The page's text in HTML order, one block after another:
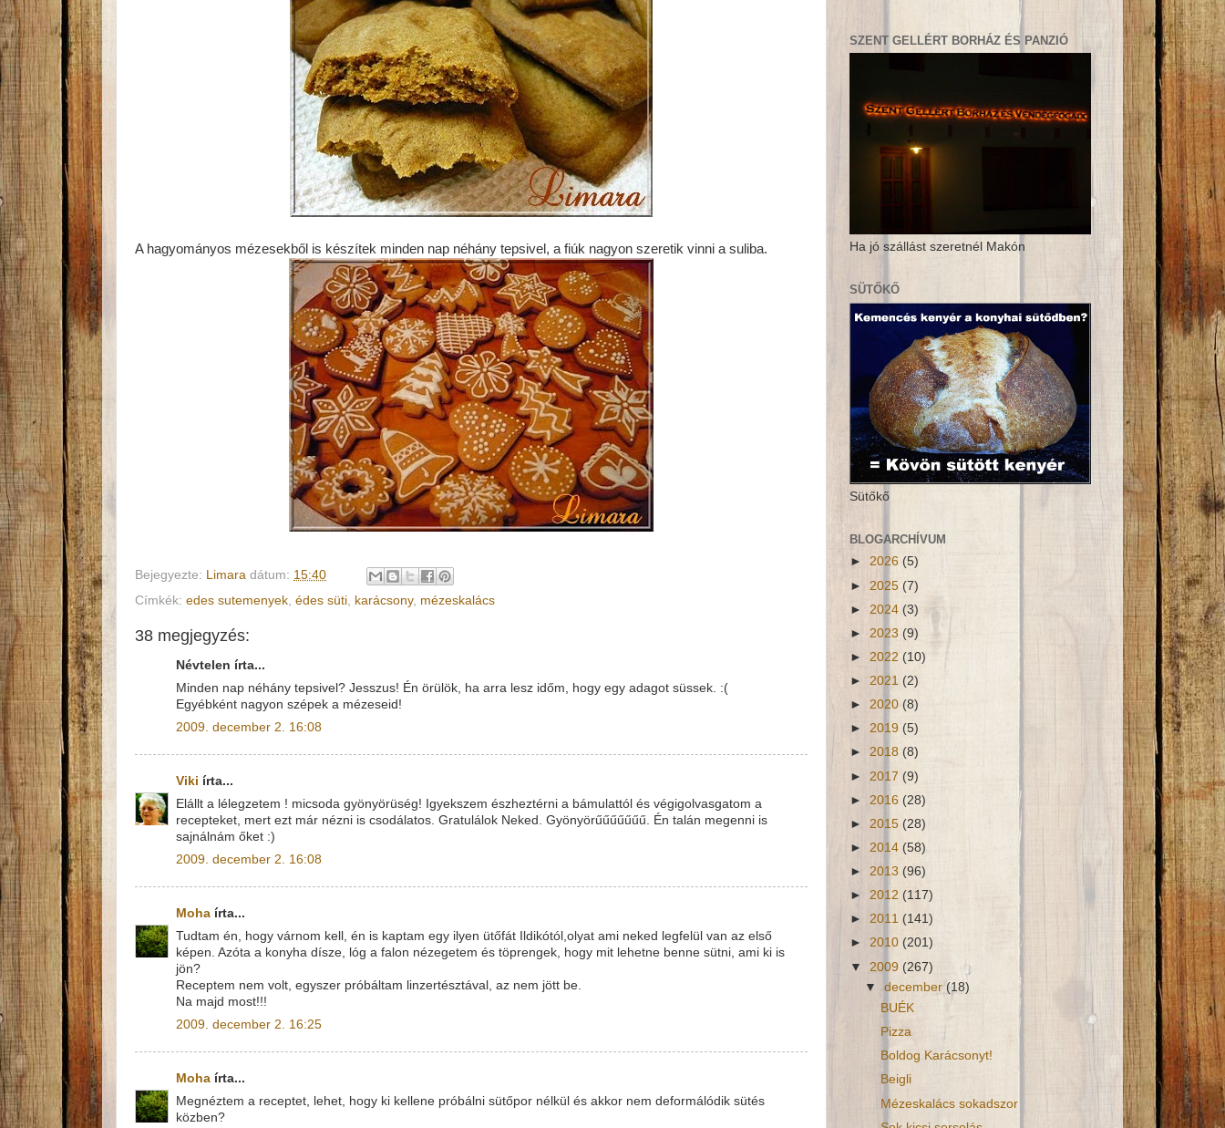
A hagyományos mézesekből is készítek minden nap néhány tepsivel, a fiúk nagyon szeretik vinni a suliba.
Bejegyezte: Limara dátum: 15:40
Címkék: edes sutemenyek édes süti karácsony, mézeskalács
38 megjegyzés:
Névtelen írta...
Minden nap néhány tepsivel? Jesszus! Én örülök, ha arra lesz időm, hogy egy adagot süssek. :(
Egyébként nagyon szépek a mézeseid!
2009. december 2. 16:08
Viki írta...
Elállt a lélegzetem ! micsoda gyönyörüség! Igyekszem észheztérni a bámulattól és végigolvasgatom a
recepteket, mert ezt már nézni is csodálatos. Gratulálok Neked. Gyönyörűűűűűűű. Én talán megenni is
sajnálnám őket :)
2009. december 2. 16:08
Moha írta...
Tudtam én, hogy várnom kell, én is kaptam egy ilyen ütőfát Ildikótól,olyat ami neked legfelül van az első
képen. Azóta a konyha dísze, lóg a falon nézegetem és töprengek, hogy mit lehetne benne sütni, ami ki is
jön?
Receptem nem volt, egyszer próbáltam linzertésztával, az nem jött be.
Na majd most!!!
2009. december 2. 16:25
Moha írta...
Megnéztem a receptet, lehet, hogy ki kellene próbálni sütőpor nélkül és akkor nem deformálódik sütés
közben?
SZENT GELLÉRT BORHÁZ ÉS PANZIÓ
Ha jó szállást szeretnél Makón
SÜTŐKŐ
Sütőkő
BLOGARCHÍVUM
► 2026 (5)
► 2025 (7)
► 2024 (3)
► 2023 (9)
► 2022 (10)
► 2021 (2)
► 2020 (8)
► 2019 (5)
► 2018 (8)
► 2017 (9)
► 2016 (28)
► 2015 (28)
► 2014 (58)
► 2013 (96)
► 2012 (117)
► 2011 (141)
► 2010 (201)
▼ 2009 (267)
▼december (18)
BUÉK
Pizza
Boldog Karácsonyt!
Beigli
Mézeskalács sokadszor